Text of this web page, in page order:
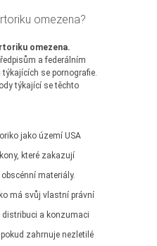
omezena?
omezena.
a federálním
se pornografie.
týkající se těchto
jako území USA
které zakazují
materiály.
má svůj vlastní právní
distribuci a konzumaci
zahrnuje nezletilé